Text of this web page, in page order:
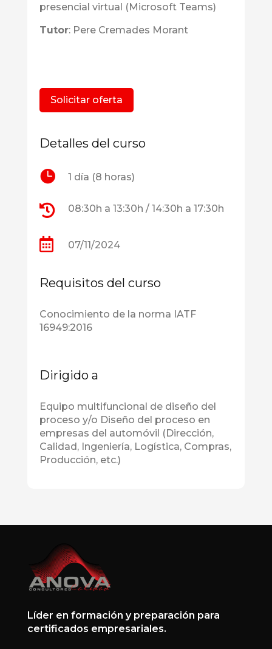
presencial virtual (Microsoft Teams)
Tutor: Pere Cremades Morant
Solicitar oferta
Detalles del curso
 1 día (8 horas)
 08:30h a 13:30h / 14:30h a 17:30h
 07/11/2024
Requisitos del curso
Conocimiento de la norma IATF
16949:2016
Dirigido a
Equipo multifuncional de diseño del
proceso y/o Diseño del proceso en
empresas del automóvil (Dirección,
Calidad, Ingeniería, Logística, Compras,
Producción, etc.)
Líder en formación y preparación para
certificados empresariales.